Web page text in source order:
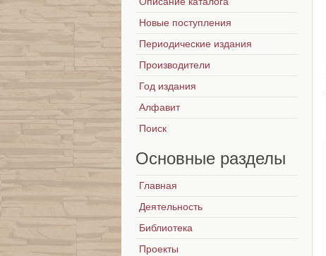
Новые поступления
Периодические издания
Производители
Год издания
Алфавит
Поиск
Основные разделы
Главная
Деятельность
Библиотека
Проекты